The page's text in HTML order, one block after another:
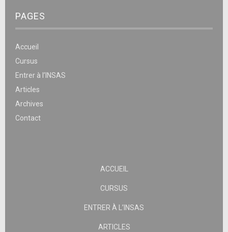
PAGES
Accueil
Cursus
Entrer à l’INSAS
Articles
Archives
Contact
ACCUEIL
CURSUS
ENTRER À L’INSAS
ARTICLES